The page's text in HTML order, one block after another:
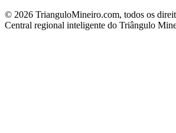
© 2026 TrianguloMineiro.com, todos os
Central regional inteligente do Triângulo